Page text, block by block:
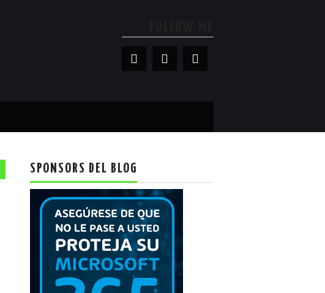
SPONSORS DEL BLOG